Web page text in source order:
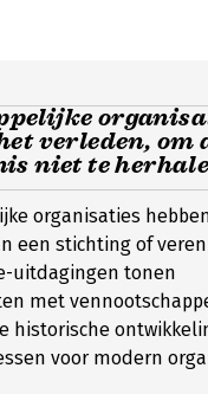
verleden, om
niet te
organisaties
een stichting of
uitdagingen tonen
met
historische
voor modern